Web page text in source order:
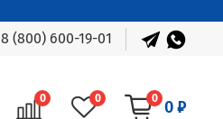
8 (800) 600-19-01
0 0 0 0 ₽